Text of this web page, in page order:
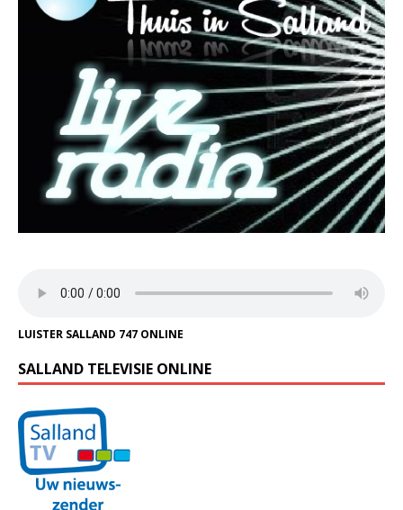
LUISTER SALLAND 747 ONLINE
SALLAND TELEVISIE ONLINE